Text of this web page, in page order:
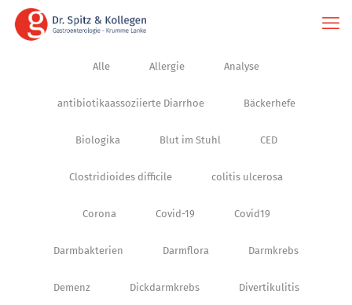
Alle Allergie Analyse
antibiotikaassoziierte Diarrhoe Bäckerhefe
Biologika Blut im Stuhl CED
Clostridioides difficile colitis ulcerosa
Corona Covid-19 Covid19
Darmbakterien Darmflora Darmkrebs
Demenz Dickdarmkrebs Divertikulitis